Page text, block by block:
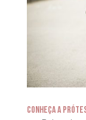
Conheça a